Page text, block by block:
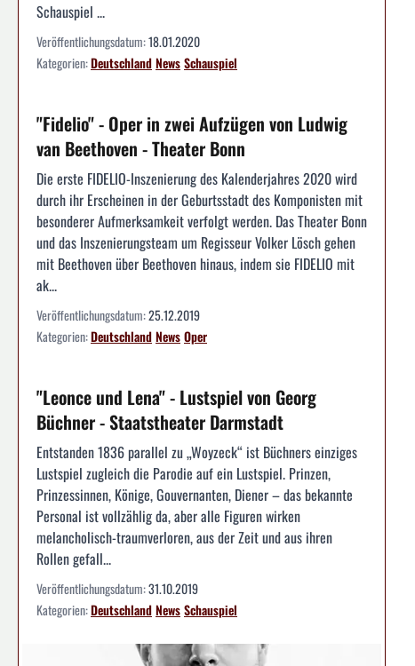
Schauspiel ...
Veröffentlichungsdatum:18.01.2020
Kategorien:DeutschlandNewsSchauspiel
"Fidelio" - Oper in zwei Aufzügen von Ludwig
van Beethoven - Theater Bonn
Die erste FIDELIO-Inszenierung des Kalenderjahres 2020 wird
durch ihr Erscheinen in der Geburtsstadt des Komponisten mit
besonderer Aufmerksamkeit verfolgt werden. Das Theater Bonn
und das Inszenierungsteam um Regisseur Volker Lösch gehen
mit Beethoven über Beethoven hinaus, indem sie FIDELIO mit
ak...
Veröffentlichungsdatum:25.12.2019
Kategorien:DeutschlandNewsOper
"Leonce und Lena" - Lustspiel von Georg
Büchner - Staatstheater Darmstadt
Entstanden 1836 parallel zu „Woyzeck“ ist Büchners einziges
Lustspiel zugleich die Parodie auf ein Lustspiel. Prinzen,
Prinzessinnen, Könige, Gouvernanten, Diener – das bekannte
Personal ist vollzählig da, aber alle Figuren wirken
melancholisch-traumverloren, aus der Zeit und aus ihren
Rollen gefall...
Veröffentlichungsdatum:31.10.2019
Kategorien:DeutschlandNewsSchauspiel